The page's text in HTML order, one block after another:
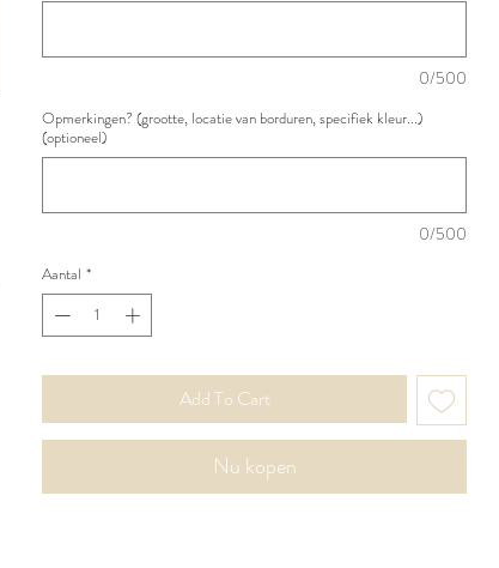
0/500
Opmerkingen? (grootte, locatie van borduren, specifiek kleur...)
(optioneel)
0/500
Aantal *
Add To Cart
Nu kopen